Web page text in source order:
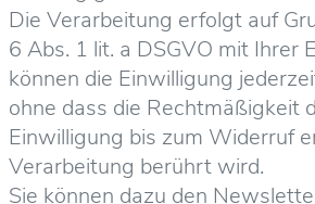
Die Verarbeitung erfolgt auf
6 Abs. 1 lit. a DSGVO mit Ihrer
können die Einwilligung
ohne dass die Rechtmäßigkeit
Einwilligung bis zum Widerruf
Verarbeitung berührt wird.
Sie können dazu den